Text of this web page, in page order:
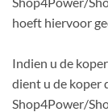
hoeft hiervoor
Indien u de
dient u de koper
Shop4Power/